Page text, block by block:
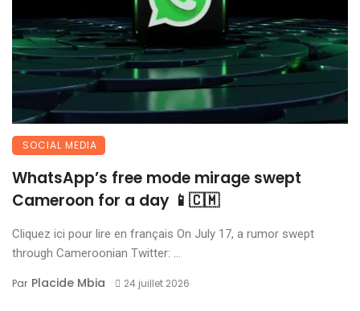
SOCIAL MEDIA
WhatsApp’s free mode mirage swept
Cameroon for a day 📱🇨🇲
Cliquez ici pour lire en français On July 17, a rumor swept
through Cameroonian Twitter: ...
Par Placide Mbia 24 juillet 2026